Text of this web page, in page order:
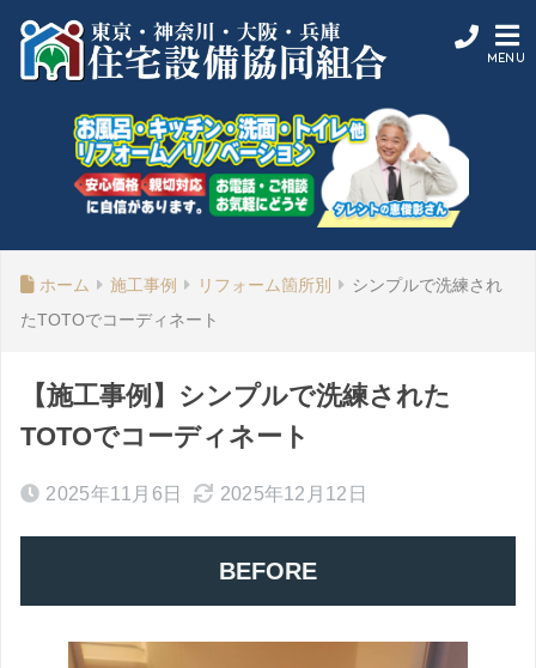
ホーム 施工事例 リフォーム箇所別
シンプルで洗練され
たTOTOでコーディネート
【施工事例】シンプルで洗練された
TOTOでコーディネート
2025年11月6日 2025年12月12日
BEFORE